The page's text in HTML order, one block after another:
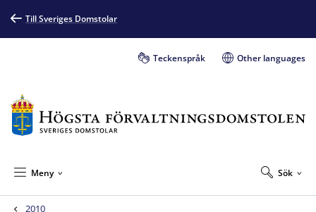
Till Sveriges Domstolar
Teckenspråk Other languages
Sök
Meny
2010